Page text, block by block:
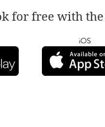
for free with
iOS